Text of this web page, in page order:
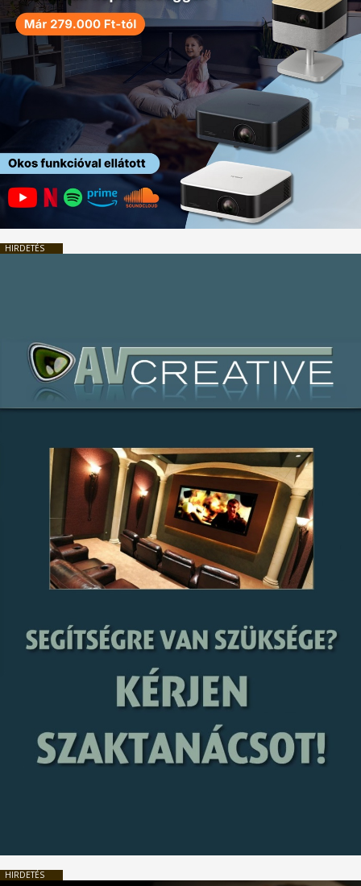
HIRDETÉS
HIRDETÉS